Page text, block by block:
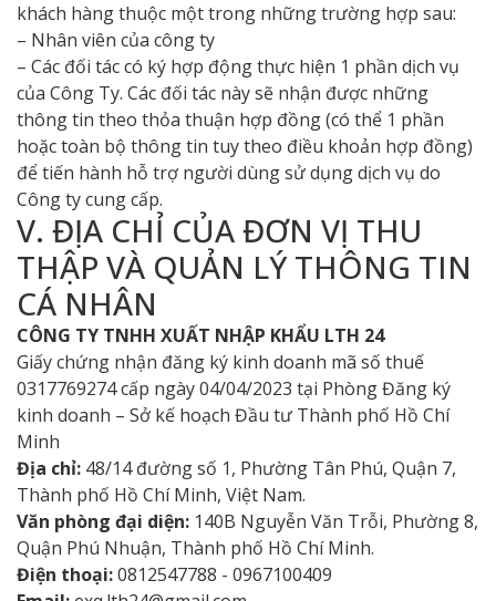
khách hàng thuộc một trong những trường hợp sau:
– Nhân viên của công ty
– Các đối tác có ký hợp động thực hiện 1 phần dịch vụ
của Công Ty. Các đối tác này sẽ nhận được những
thông tin theo thỏa thuận hợp đồng (có thể 1 phần
hoặc toàn bộ thông tin tuy theo điều khoản hợp đồng)
để tiến hành hỗ trợ người dùng sử dụng dịch vụ do
Công ty cung cấp.
V. ĐỊA CHỈ CỦA ĐƠN VỊ THU
THẬP VÀ QUẢN LÝ THÔNG TIN
CÁ NHÂN
CÔNG TY TNHH XUẤT NHẬP KHẨU LTH 24
Giấy chứng nhận đăng ký kinh doanh mã số thuế
0317769274 cấp ngày 04/04/2023 tại Phòng Đăng ký
kinh doanh – Sở kế hoạch Đầu tư Thành phố Hồ Chí
Minh
Địa chỉ: 48/14 đường số 1, Phường Tân Phú, Quận 7,
Thành phố Hồ Chí Minh, Việt Nam.
Văn phòng đại diện: 140B Nguyễn Văn Trỗi, Phường 8,
Quận Phú Nhuận, Thành phố Hồ Chí Minh.
Điện thoại:0812547788 - 0967100409